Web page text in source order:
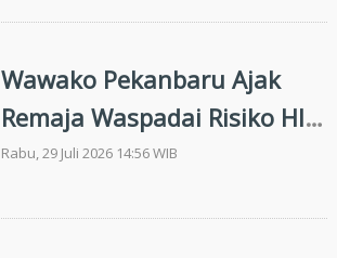
Wawako Pekanbaru Ajak
Remaja Waspadai Risiko HIV
Sejak Dini
Rabu, 29 Juli 2026 14:56 WIB